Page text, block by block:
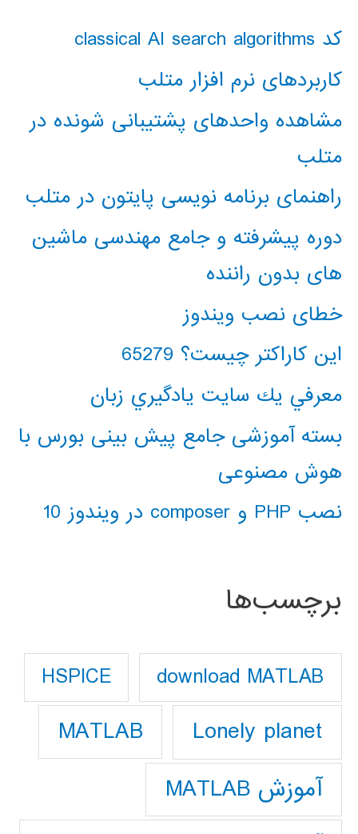
کد classical AI search algorithms
کاربردهای نرم افزار متلب
مشاهده واحدهای پشتیبانی شونده در
متلب
راهنمای برنامه نویسی پایتون در متلب
دوره پیشرفته و جامع مهندسی ماشین
های بدون راننده
خطای نصب ویندوز
این کاراکتر چیست؟ 65279
معرفي يك سايت يادگيري زبان
بسته آموزشی جامع پیش بینی بورس با
هوش مصنوعی
نصب PHP و composer در ویندوز 10
برچسب‌ها
download MATLAB
HSPICE
Lonely planet
MATLAB
آموزش MATLAB